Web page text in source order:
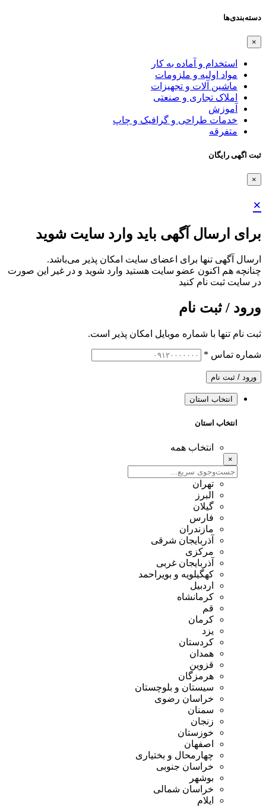
دسته‌بندی‌ها
×
استخدام و آماده به کار
مواد اولیه و ملزومات
ماشین آلات و تجهیزات
املاک تجاری و صنعتی
آموزش
خدمات طراحی و گرافیک و چاپ
متفرقه
ثبت اگهی رایگان
×
×
برای ارسال آگهی باید وارد سایت شوید
ارسال آگهی تنها برای اعضای سایت امکان پذیر می‌باشد.
چنانچه هم‌ اکنون عضو سایت هستید وارد شوید و در غیر این صورت
در سایت ثبت نام کنید
ورود / ثبت نام
ثبت نام تنها با شماره موبایل امکان پذیر است.
شماره تماس *
ورود / ثبت نام
انتخاب استان
انتخاب استان
انتخاب همه
×
تهران
البرز
گیلان
فارس
مازندران
آذربایجان شرقی
مرکزی
آذربایجان غربی
کهگیلویه و بویراحمد
اردبیل
کرمانشاه
قم
کرمان
یزد
کردستان
همدان
قزوین
هرمزگان
سیستان و بلوچستان
خراسان رضوی
سمنان
زنجان
خوزستان
اصفهان
چهارمحال و بختیاری
خراسان جنوبی
بوشهر
خراسان شمالی
ایلام